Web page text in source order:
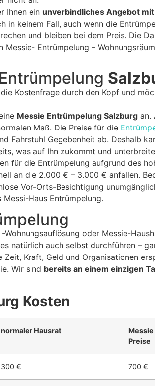
Ihnen ein unverbindliches Angebot
in keinem Fall, auch wenn die
und bleiben bei dem Preis. Die
Entrümpelung –
Kostenfrage durch den Kopf und
Messie Entrümpelung Salzburg an.
Maß. Die Preise für die
Fahrstuhl Gegebenheit ab. Deshalb
was auf Ihn zukommt und
für die Entrümpelung aufgrund des
an die 2.000 € – 3.000 € anfallen.
Vor-Orts-Besichtigung
Haus Entrümpelung.
-Wohnungsauflösung oder Messie-
natürlich auch selbst durchführen –
Kraft, Geld und Organisationen
Wir sind bereits an einem einzigen
Kosten
normaler Hausrat
Preise
300 € 700 €